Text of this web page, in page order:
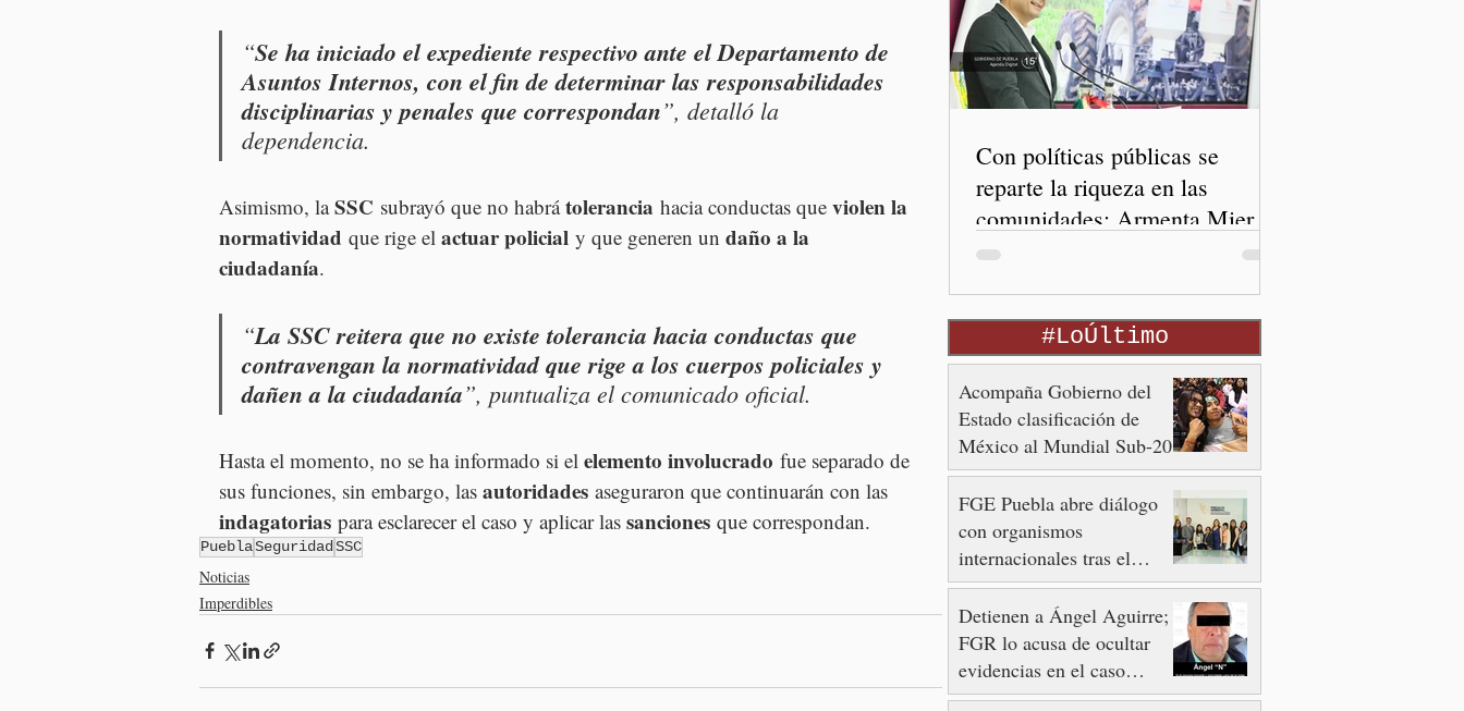
“Se ha iniciado el expediente respectivo ante el Departamento de
Asuntos Internos, con el fin de determinar las responsabilidades
disciplinarias y penales que correspondan”, detalló la
dependencia.
Asimismo, la SSC subrayó que no habrá tolerancia hacia conductas que violen la
normatividad que rige el actuar policial y que generen un daño a la
ciudadanía.
“La SSC reitera que no existe tolerancia hacia conductas que
contravengan la normatividad que rige a los cuerpos policiales y
dañen a la ciudadanía”, puntualiza el comunicado oficial.
Hasta el momento, no se ha informado si el elemento involucrado fue separado de
sus funciones, sin embargo, las autoridades aseguraron que continuarán con las
indagatorias para esclarecer el caso y aplicar las sanciones que correspondan.
PueblaSeguridad SSC
Noticias
Imperdibles
Con políticas públicas se
reparte la riqueza en las
comunidades: Armenta Mier
#LoÚltimo
Acompaña Gobierno del
Estado clasificación de
México al Mundial Sub-20
FGE Puebla abre diálogo
con organismos
internacionales tras el
asesinato del activista y
comunicador Josué
Martínez
Detienen a Ángel Aguirre;
FGR lo acusa de ocultar
evidencias en el caso
Ayotzinapa